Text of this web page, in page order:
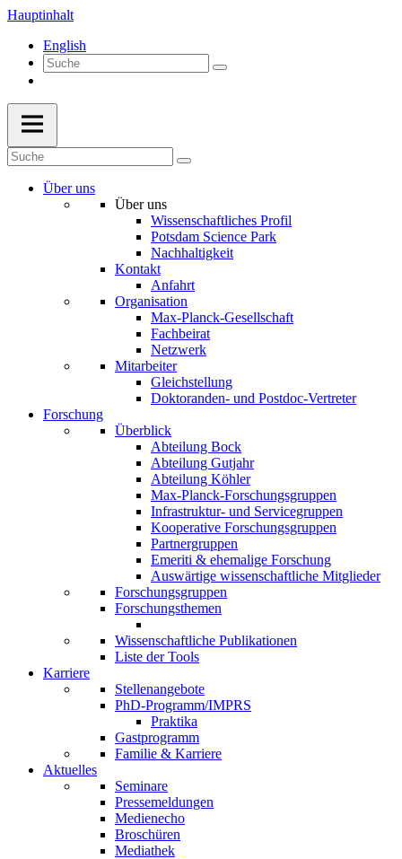
Hauptinhalt
English
Über uns
Über uns
Wissenschaftliches Profil
Potsdam Science Park
Nachhaltigkeit
Kontakt
Anfahrt
Organisation
Max-Planck-Gesellschaft
Fachbeirat
Netzwerk
Mitarbeiter
Gleichstellung
Doktoranden- und Postdoc-Vertreter
Forschung
Überblick
Abteilung Bock
Abteilung Gutjahr
Abteilung Köhler
Max-Planck-Forschungsgruppen
Infrastruktur- und Servicegruppen
Kooperative Forschungsgruppen
Partnergruppen
Emeriti & ehemalige Forschung
Auswärtige wissenschaftliche Mitglieder
Forschungsgruppen
Forschungsthemen
Wissenschaftliche Publikationen
Liste der Tools
Karriere
Stellenangebote
PhD-Programm/IMPRS
Praktika
Gastprogramm
Familie & Karriere
Aktuelles
Seminare
Pressemeldungen
Medienecho
Broschüren
Mediathek